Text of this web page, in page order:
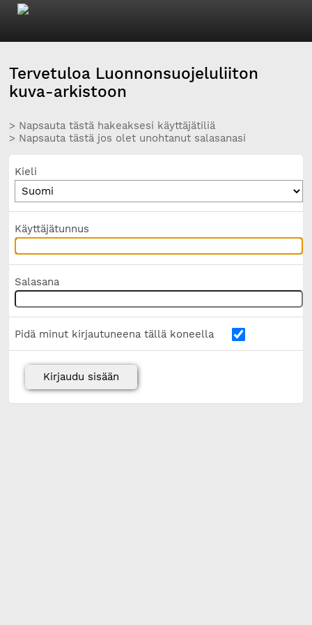
Tervetuloa Luonnonsuojeluliiton
kuva-arkistoon
> Napsauta tästä hakeaksesi käyttäjätiliä
> Napsauta tästä jos olet unohtanut salasanasi
Kieli
Käyttäjätunnus
Salasana
Pidä minut kirjautuneena tällä koneella